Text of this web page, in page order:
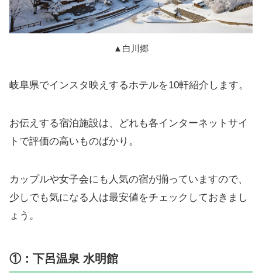
▲白川郷
岐阜県でインスタ映えするホテルを10軒紹介します。
お伝えする宿泊施設は、どれも各インターネットサイ
トで評価の高いものばかり。
カップルや女子会にも人気の宿が揃っていますので、
少しでも気になる人は最安値をチェックしておきまし
ょう。
①：下呂温泉 水明館